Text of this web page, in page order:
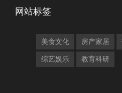
网站标签
美食文化 房产家居
综艺娱乐 教育科研